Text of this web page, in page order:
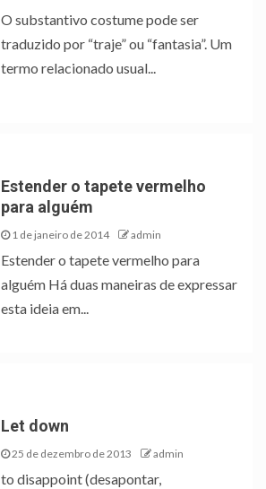
O substantivo costume pode ser
traduzido por “traje” ou “fantasia”. Um
termo relacionado usual...
Estender o tapete vermelho
para alguém
1 de janeiro de 2014 admin
Estender o tapete vermelho para
alguém Há duas maneiras de expressar
esta ideia em...
Let down
25 de dezembro de 2013 admin
to disappoint (desapontar,